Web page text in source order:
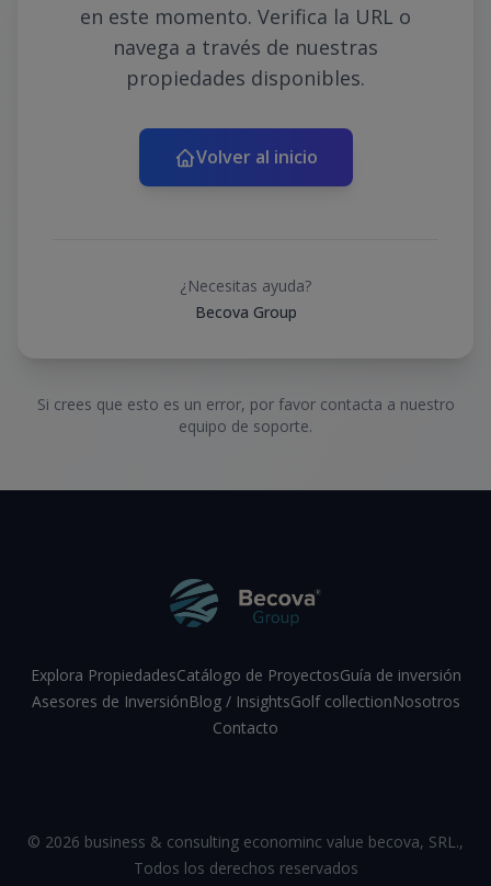
en este momento. Verifica la URL o
navega a través de nuestras
propiedades disponibles.
Volver al inicio
¿Necesitas ayuda?
Becova Group
Si crees que esto es un error, por favor contacta a nuestro
equipo de soporte.
Explora PropiedadesCatálogo de ProyectosGuía de inversión
Asesores de InversiónBlog / InsightsGolf collectionNosotros
Contacto
© 2026 business & consulting econominc value becova, SRL.,
Todos los derechos reservados